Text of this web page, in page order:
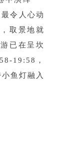
令人心动
取景地就
已在呈坎
19:58，
鱼灯融入